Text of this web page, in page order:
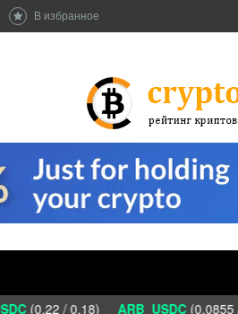
В избранное
(0.22 / 0.18) ARB_USDC(0.0855 /